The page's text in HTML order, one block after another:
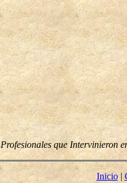
Profesionales que Intervinieron
Inicio|